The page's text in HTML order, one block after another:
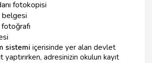
fotokopisi
belgesi
sistemi içerisinde yer alan devlet
yaptırırken, adresinizin okulun kayıt